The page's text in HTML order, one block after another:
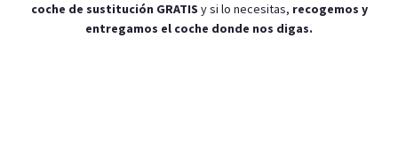
coche de sustitución GRATIS y si lo necesitas, recogemos y
entregamos el coche donde nos digas.